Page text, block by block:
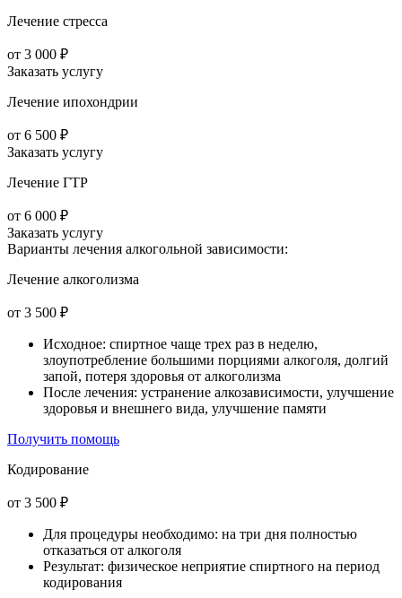
Лечение стресса
от 3 000 ₽
Заказать услугу
Лечение ипохондрии
от 6 500 ₽
Заказать услугу
Лечение ГТР
от 6 000 ₽
Заказать услугу
Варианты лечения алкогольной зависимости:
Лечение алкоголизма
от 3 500 ₽
Исходное: спиртное чаще трех раз в неделю,
злоупотребление большими порциями алкоголя, долгий
запой, потеря здоровья от алкоголизма
После лечения: устранение алкозависимости, улучшение
здоровья и внешнего вида, улучшение памяти
Получить помощь
Кодирование
от 3 500 ₽
Для процедуры необходимо: на три дня полностью
отказаться от алкоголя
Результат: физическое неприятие спиртного на период
кодирования